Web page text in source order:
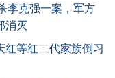
李克强一案，军方
消灭
红等红二代家族倒习